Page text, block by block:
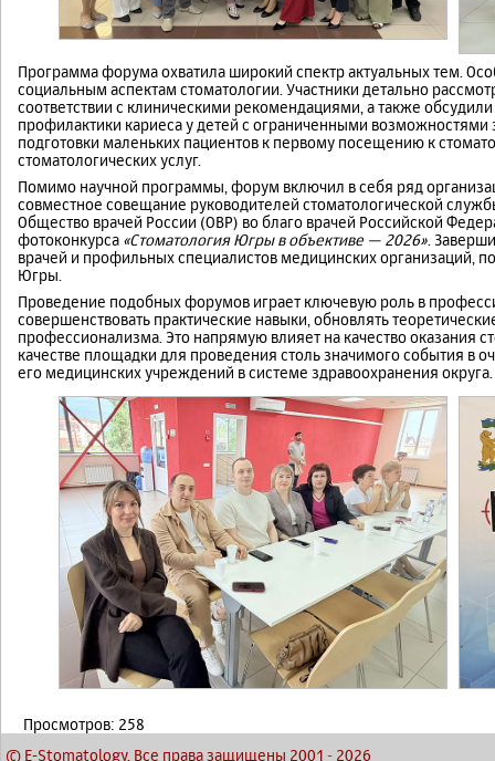
Программа форума охватила широкий спектр актуальных тем.
социальным аспектам стоматологии. Участники детально
соответствии с клиническими рекомендациями, а также
профилактики кариеса у детей с ограниченными
подготовки маленьких пациентов к первому посещению к
стоматологических услуг.
Помимо научной программы, форум включил в себя ряд
совместное совещание руководителей стоматологической
Общество врачей России (ОВР) во благо врачей Российской
фотоконкурса «Стоматология Югры в объективе — 2026» .
врачей и профильных специалистов медицинских организаций,
Югры.
Проведение подобных форумов играет ключевую роль в
совершенствовать практические навыки, обновлять
профессионализма. Это напрямую влияет на качество оказания
качестве площадки для проведения столь значимого события в
его медицинских учреждений в системе здравоохранения округа.
Просмотров: 258
© E-Stomatology, Все права защищены 2001 - 2026